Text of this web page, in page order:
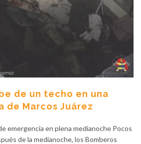
de un techo en una
de Marcos Juárez
emergencia en plena medianoche Pocos
de la medianoche, los Bomberos